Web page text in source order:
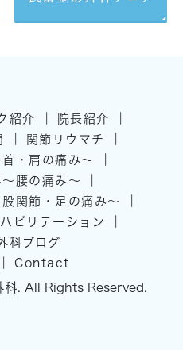
紹介 院長紹介
関節リウマチ
・肩の痛み～
腰の痛み～
関節・足の痛み～
ハビリテーション
科ブログ
Contact
. All Rights Reserved.